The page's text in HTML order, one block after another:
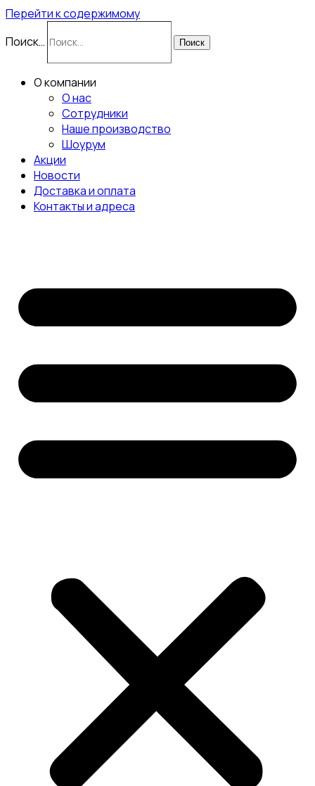
Перейти к содержимому
Поиск…
Поиск
О компании
О нас
Сотрудники
Наше производство
Шоурум
Акции
Новости
Доставка и оплата
Контакты и адреса